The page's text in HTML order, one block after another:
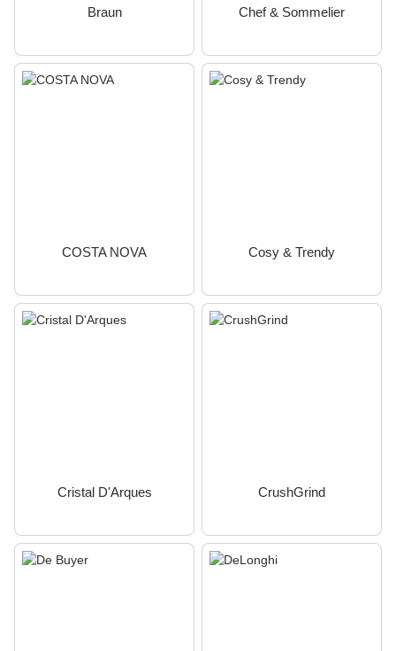
Braun Chef & Sommelier
COSTA NOVA Cosy & Trendy
Cristal D'Arques CrushGrind